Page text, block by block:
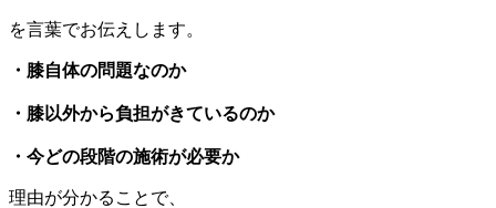
を言葉でお伝えします。
・膝自体の問題なのか
・膝以外から負担がきているのか
・今どの段階の施術が必要か
理由が分かることで、